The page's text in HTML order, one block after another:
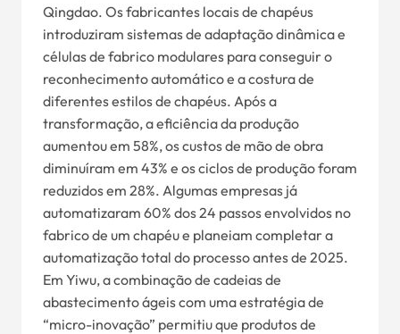
Qingdao. Os fabricantes locais de chapéus
introduziram sistemas de adaptação dinâmica e
células de fabrico modulares para conseguir o
reconhecimento automático e a costura de
diferentes estilos de chapéus. Após a
transformação, a eficiência da produção
aumentou em 58%, os custos de mão de obra
diminuíram em 43% e os ciclos de produção foram
reduzidos em 28%. Algumas empresas já
automatizaram 60% dos 24 passos envolvidos no
fabrico de um chapéu e planeiam completar a
automatização total do processo antes de 2025.
Em Yiwu, a combinação de cadeias de
abastecimento ágeis com uma estratégia de
“micro-inovação” permitiu que produtos de